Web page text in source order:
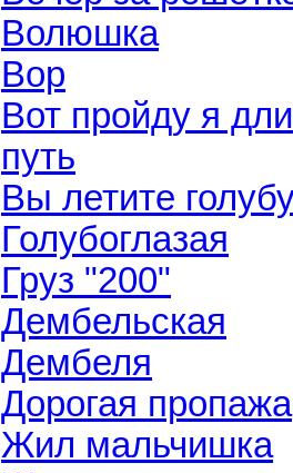
Волюшка
Вор
Вот пройду я
путь
Вы летите
Голубоглазая
Груз "200"
Дембельская
Дембеля
Дорогая пропажа
Жил мальчишка